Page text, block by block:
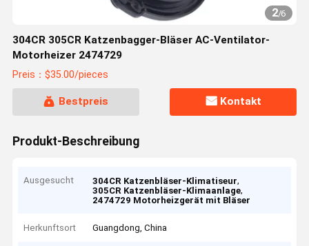
2/6
304CR 305CR Katzenbagger-Bläser AC-Ventilator-
Motorheizer 2474729
Preis：$35.00/pieces
Bestpreis Kontakt
Produkt-Beschreibung
Ausgesucht 304CR Katzenbläser-Klimatiseur,
305CR Katzenbläser-Klimaanlage,
2474729 Motorheizgerät mit Bläser
Herkunftsort Guangdong, China